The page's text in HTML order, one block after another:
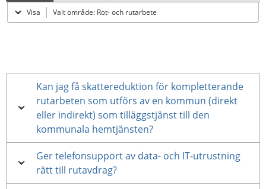
Visa Valt område: Rot- och rutarbete
Kan jag få skattereduktion för kompletterande
rutarbeten som utförs av en kommun (direkt
eller indirekt) som tilläggstjänst till den
kommunala hemtjänsten?
Ger telefonsupport av data- och IT-utrustning
rätt till rutavdrag?